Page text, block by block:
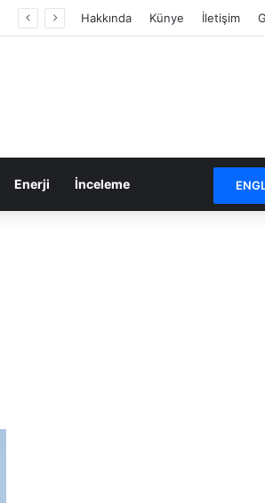
Hakkında Künye İletişim
Enerji İnceleme